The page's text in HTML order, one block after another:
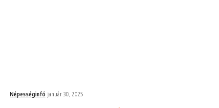
Népességinfó január 30, 2025